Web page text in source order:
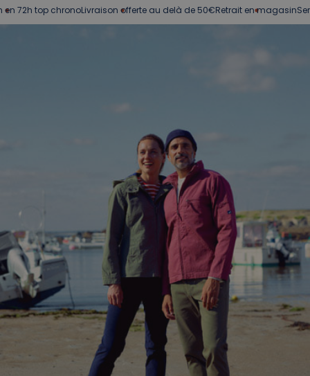
chronoLivraison offerte au delà de 50€Retrait en magasinService client